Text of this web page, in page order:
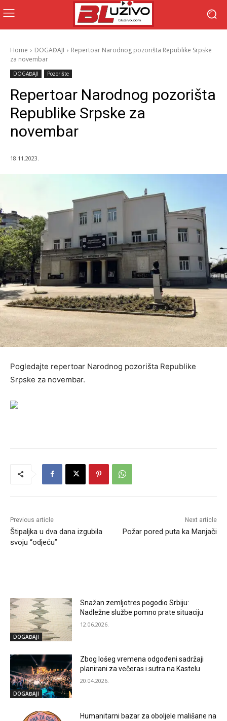
Home DOGAĐAJI
Repertoar Narodnog pozorišta Republike Srpske
za novembar
DOGAĐAJI Pozorište
Repertoar Narodnog pozorišta
Republike Srpske za
novembar
18.11.2023.
Pogledajte repertoar Narodnog pozorišta Republike
Srpske za novembar.
Previous article
Štipaljka u dva dana izgubila
svoju “odjeću”
Next article
Požar pored puta ka Manjači
DOGAĐAJI
Snažan zemljotres pogodio Srbiju:
Nadležne službe pomno prate situaciju
12.06.2026.
DOGAĐAJI
Zbog lošeg vremena odgođeni sadržaji
planirani za večeras i sutra na Kastelu
20.04.2026.
Humanitarni bazar za oboljele mališane na